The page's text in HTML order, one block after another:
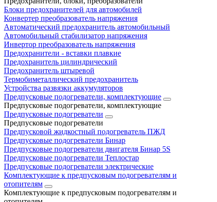
Блоки предохранителей для автомобилей
Конвертер преобразователь напряжения
Автоматический предохранитель автомобильный
Автомобильный стабилизатор напряжения
Инвертор преобразователь напряжения
Предохранители - вставки плавкие
Предохранитель цилиндрический
Предохранитель штыревой
Термобиметаллический предохранитель
Устройства развязки аккумуляторов
Предпусковые подогреватели, комплектующие
Предпусковые подогреватели, комплектующие
Предпусковые подогреватели
Предпусковые подогреватели
Предпусковой жидкостный подогреватель ПЖД
Предпусковые подогреватели Бинар
Предпусковые подогреватели двигателя Бинар 5S
Предпусковые подогреватели Теплостар
Предпусковые подогреватели электрические
Комплектующие к предпусковым подогревателям и
отопителям
Комплектующие к предпусковым подогревателям и